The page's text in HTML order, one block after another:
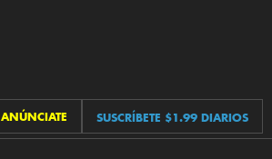
ANÚNCIATE SUSCRÍBETE $1.99 DIARIOS